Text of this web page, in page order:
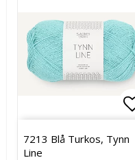
7213 Blå Turkos, Tynn
Line